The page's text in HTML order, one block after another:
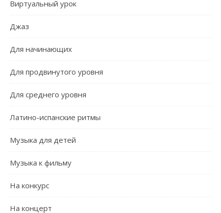
Виртуальный урок
Джаз
Для начинающих
Для продвинутого уровня
Для среднего уровня
Латино-испанские ритмы
Музыка для детей
Музыка к фильму
На конкурс
На концерт